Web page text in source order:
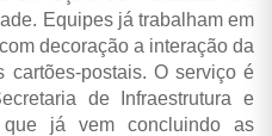
Equipes já trabalham em
decoração a interação da
cartões-postais. O serviço é
de Infraestrutura e
que já vem concluindo as